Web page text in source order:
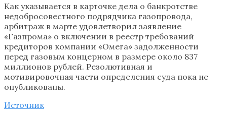
Как указывается в карточке дела о банкротстве
недобросовестного подрядчика газопровода,
арбитраж в марте удовлетворил заявление
«Газпрома» о включении в реестр требований
кредиторов компании «Омега» задолженности
перед газовым концерном в размере около 837
миллионов рублей. Резолютивная и
мотивировочная части определения суда пока не
опубликованы.
Источник